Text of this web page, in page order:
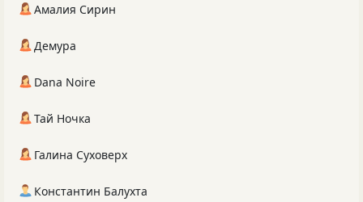
Амалия Сирин
Демура
Dana Noire
Тай Ночка
Галина Суховерх
Константин Балухта